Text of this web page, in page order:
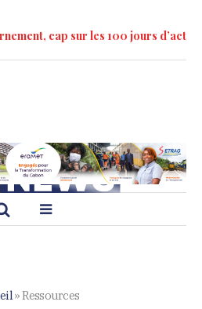
cap sur les 100 jours d’action »
»Ressources